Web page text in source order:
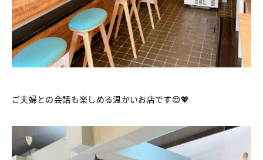
ご夫婦との会話も楽しめる温かいお店です😍💖